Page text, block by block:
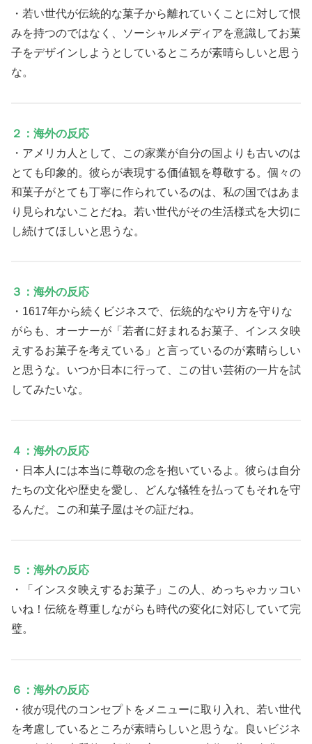
・若い世代が伝統的な菓子から離れていくことに対して恨
みを持つのではなく、ソーシャルメディアを意識してお菓
子をデザインしようとしているところが素晴らしいと思う
な。
２：海外の反応
・アメリカ人として、この家業が自分の国よりも古いのは
とても印象的。彼らが表現する価値観を尊敬する。個々の
和菓子がとても丁寧に作られているのは、私の国ではあま
り見られないことだね。若い世代がその生活様式を大切に
し続けてほしいと思うな。
３：海外の反応
・1617年から続くビジネスで、伝統的なやり方を守りな
がらも、オーナーが「若者に好まれるお菓子、インスタ映
えするお菓子を考えている」と言っているのが素晴らしい
と思うな。いつか日本に行って、この甘い芸術の一片を試
してみたいな。
４：海外の反応
・日本人には本当に尊敬の念を抱いているよ。彼らは自分
たちの文化や歴史を愛し、どんな犠牲を払ってもそれを守
るんだ。この和菓子屋はその証だね。
５：海外の反応
・「インスタ映えするお菓子」この人、めっちゃカッコい
いね！伝統を尊重しながらも時代の変化に対応していて完
璧。
６：海外の反応
・彼が現代のコンセプトをメニューに取り入れ、若い世代
を考慮しているところが素晴らしいと思うな。良いビジネ